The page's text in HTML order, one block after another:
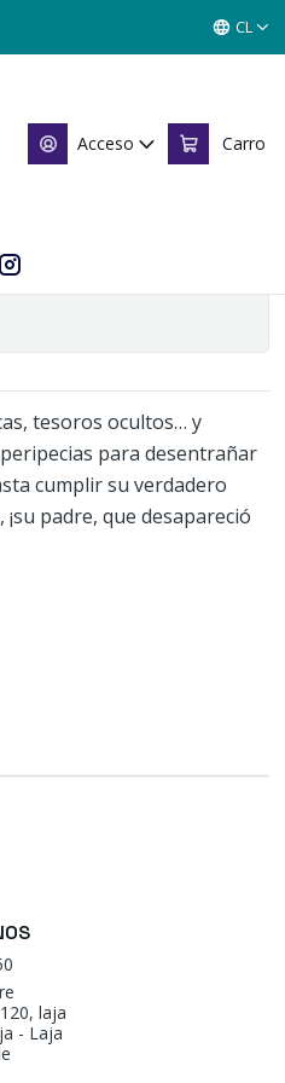
Acceso Carro
CL
tesoros ocultos… y
para desentrañar
cumplir su verdadero
padre, que desapareció
laja
- Laja